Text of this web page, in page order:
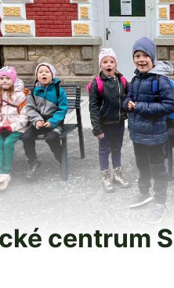
centrum